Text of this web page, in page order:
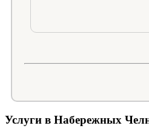
Услуги в Набережных